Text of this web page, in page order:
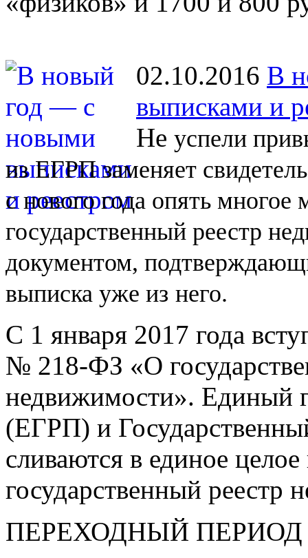
02.10.2016 В
выписками и
Не успели
из ЕГРП заменяет
с нового года опять
государственный реестр
документом,
выписка уже из него.
С 1 января 2017 года
№ 218-ФЗ «О
недвижимости». Единый
(ЕГРП) и
сливаются в единое
государственный
ПЕРЕХОДНЫЙ ПЕРИОД